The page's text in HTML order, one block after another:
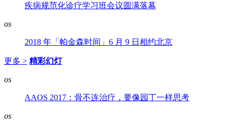
疾病规范化诊疗学习班会议圆满落幕
os
2018 年「帕金森时间」6 月 9 日相约北京
更多 > 精彩幻灯
os
AAOS 2017：骨不连治疗，要像园丁一样思考
os